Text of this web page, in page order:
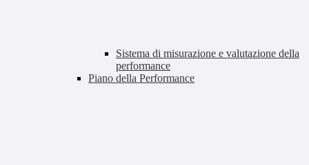
Sistema di misurazione e valutazione della
performance
Piano della Performance